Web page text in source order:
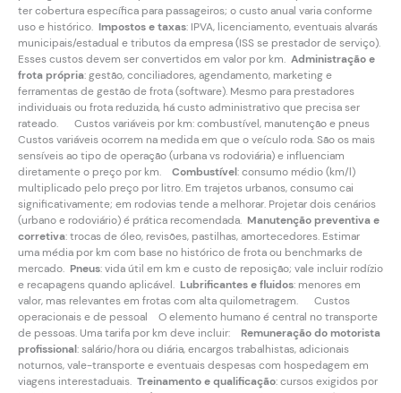
ter cobertura específica para passageiros; o custo anual varia conforme
uso e histórico. Impostos e taxas: IPVA, licenciamento, eventuais alvarás
municipais/estadual e tributos da empresa (ISS se prestador de serviço).
Esses custos devem ser convertidos em valor por km. Administração e
frota própria: gestão, conciliadores, agendamento, marketing e
ferramentas de gestão de frota (software). Mesmo para prestadores
individuais ou frota reduzida, há custo administrativo que precisa ser
rateado. Custos variáveis por km: combustível, manutenção e pneus
Custos variáveis ocorrem na medida em que o veículo roda. São os mais
sensíveis ao tipo de operação (urbana vs rodoviária) e influenciam
diretamente o preço por km. Combustível: consumo médio (km/l)
multiplicado pelo preço por litro. Em trajetos urbanos, consumo cai
significativamente; em rodovias tende a melhorar. Projetar dois cenários
(urbano e rodoviário) é prática recomendada. Manutenção preventiva e
corretiva: trocas de óleo, revisões, pastilhas, amortecedores. Estimar
uma média por km com base no histórico de frota ou benchmarks de
mercado. Pneus: vida útil em km e custo de reposição; vale incluir rodízio
e recapagens quando aplicável. Lubrificantes e fluidos: menores em
valor, mas relevantes em frotas com alta quilometragem. Custos
operacionais e de pessoal O elemento humano é central no transporte
de pessoas. Uma tarifa por km deve incluir: Remuneração do motorista
profissional: salário/hora ou diária, encargos trabalhistas, adicionais
noturnos, vale-transporte e eventuais despesas com hospedagem em
viagens interestaduais. Treinamento e qualificação: cursos exigidos por